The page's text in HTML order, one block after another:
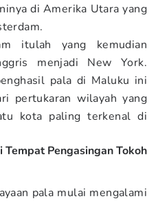
di Amerika Utara yang
itulah yang kemudian
menjadi New York.
pala di Maluku ini
pertukaran wilayah yang
kota paling terkenal di
Pengasingan Tokoh
pala mulai mengalami